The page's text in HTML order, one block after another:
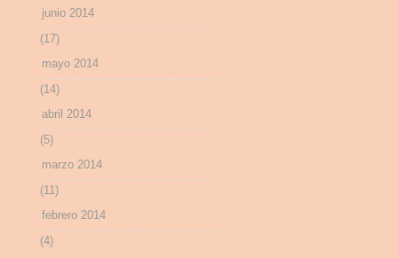
junio 2014
(17)
mayo 2014
(14)
abril 2014
(5)
marzo 2014
(11)
febrero 2014
(4)